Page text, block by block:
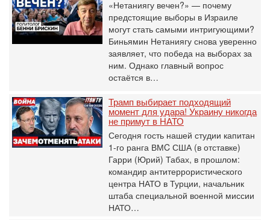
«Нетаниягу вечен?» — почему
предстоящие выборы в Израиле
могут стать самыми интригующими?
Биньямин Нетаниягу снова уверенно
заявляет, что победа на выборах за
ним. Однако главный вопрос
остаётся в…
Трамп выбирает подходящий
момент для удара! Украину никогда
не примут в НАТО
Сегодня гость нашей студии капитан
1-го ранга ВМC США (в отставке)
Гарри (Юрий) Табах, в прошлом:
командир антитеррористического
центра НАТО в Турции, начальник
штаба специальной военной миссии
НАТО…